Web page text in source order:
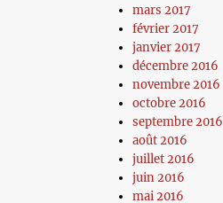
mars 2017
février 2017
janvier 2017
décembre 2016
novembre 2016
octobre 2016
septembre 2016
août 2016
juillet 2016
juin 2016
mai 2016